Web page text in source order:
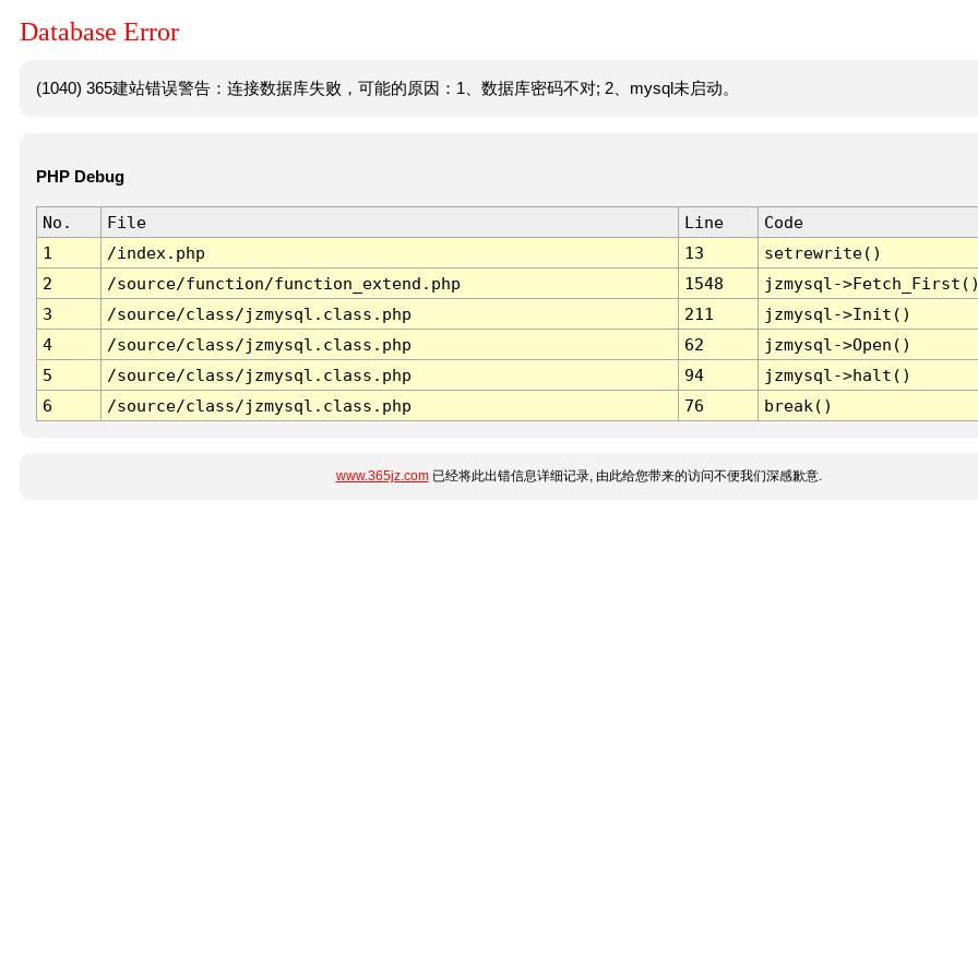
Database Error
(1040) 365建站错误警告：连接数据库失败，可能的原因：1、数据库密码不对; 2、mysql未启动。
PHP Debug
No. File Line
Code
1
/index.php 13
setrewrite()
2
/source/function/function_extend.php 1548
jzmysql-
3
/source/class/jzmysql.class.php 211
jzmysql->Init()
4
/source/class/jzmysql.class.php 62
jzmysql->Open()
5
/source/class/jzmysql.class.php 94
jzmysql->halt()
6
/source/class/jzmysql.class.php 76 break()
www.365jz.com已经将此出错信息详细记录, 由此给您带来的访问不便我们深感歉意.